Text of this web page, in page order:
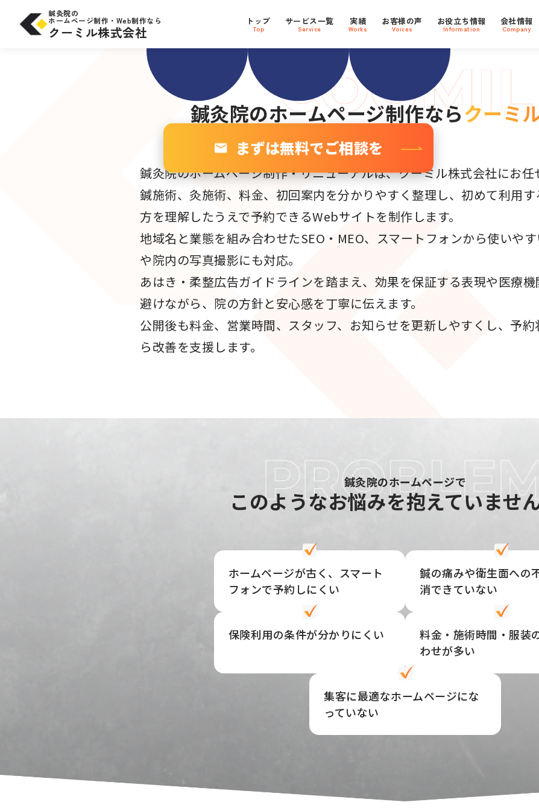
鍼灸院の
ホームページ制作・Web制作なら
クーミル株式会社
トップ
Top
サービス一覧
Service
実績
Works
お客様の声
Voices
お役立ち情報
Information
会社情報
Company
サイト設計 Webサイト 800社
まずは無料でご相談を
鍼灸院のホームページ制作ならクーミ
鍼灸院のホームページ制作・リニューアルは、クーミル株式会社にお任
鍼施術、灸施術、料金、初回案内を分かりやすく整理し、初めて利用
方を理解したうえで予約できるWebサイトを制作します。
地域名と業態を組み合わせたSEO・MEO、スマートフォンから使いや
や院内の写真撮影にも対応。
あはき・柔整広告ガイドラインを踏まえ、効果を保証する表現や医療
避けながら、院の方針と安心感を丁寧に伝えます。
公開後も料金、営業時間、スタッフ、お知らせを更新しやすくし、予
ら改善を支援します。
鍼灸院のホームページで
このようなお悩みを抱えていませ
ホームページが古く、スマート
フォンで予約しにくい
鍼の痛みや衛生面への
消できていない
保険利用の条件が分かりにくい
料金・施術時間・服装
わせが多い
集客に最適なホームページにな
っていない